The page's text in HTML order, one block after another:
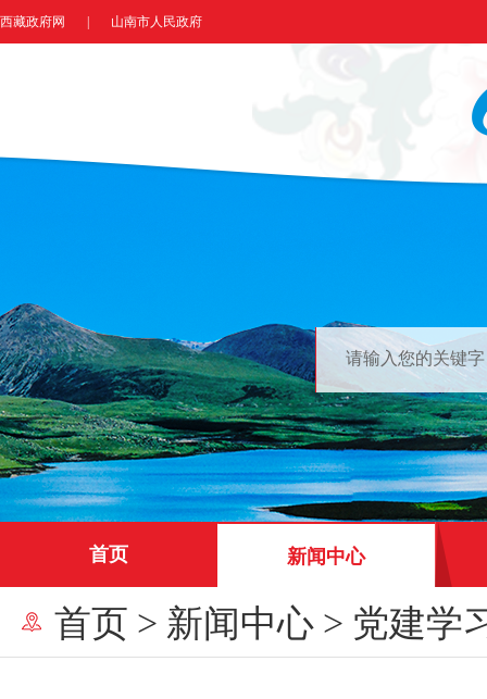
西藏政府网 山南市人民政府
首页 新闻中心
首页 > 新闻中心 > 党建学